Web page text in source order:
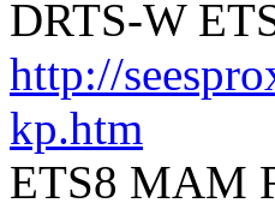
DRTS-W
http://
kp.htm
ETS8 MAM